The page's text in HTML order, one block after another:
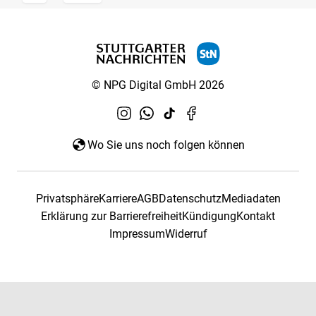
© NPG Digital GmbH 2026
Wo Sie uns noch folgen können
PrivatsphäreKarriereAGBDatenschutzMediadaten
Erklärung zur BarrierefreiheitKündigungKontakt
ImpressumWiderruf